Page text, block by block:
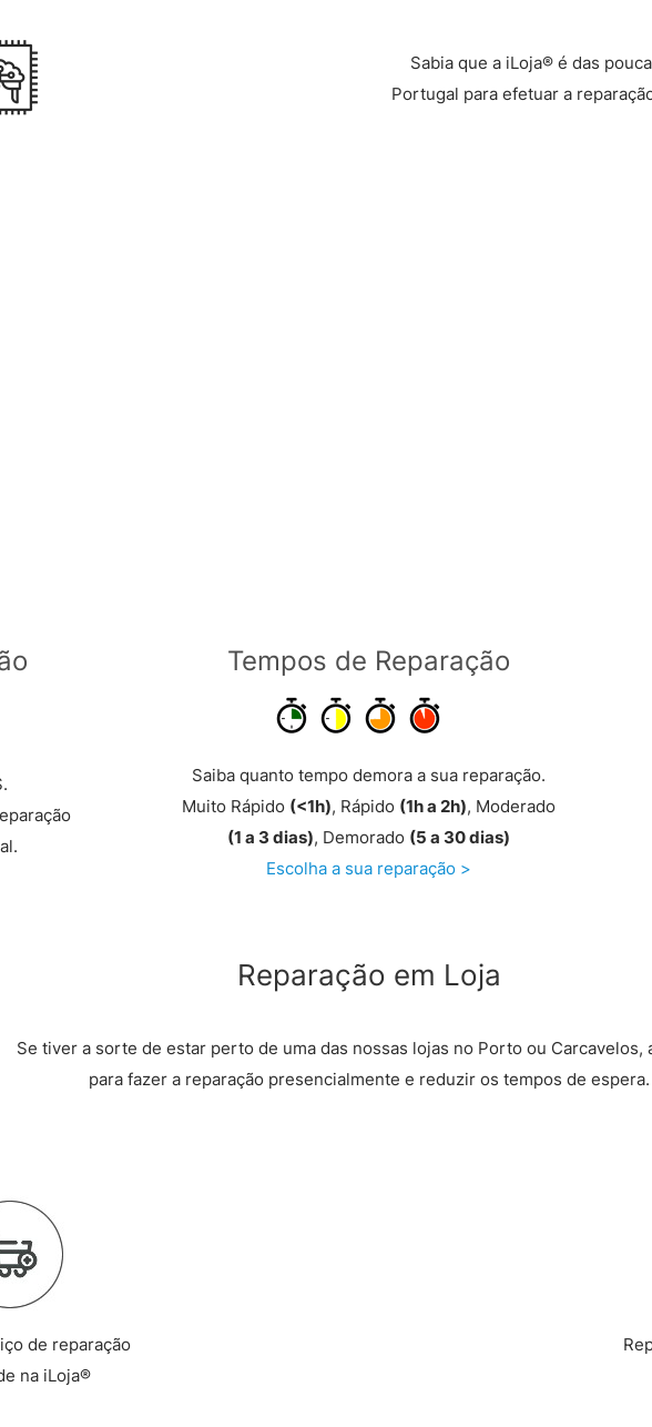
Sabia que a iLoja® é das
Portugal para efetuar a
Tempos de Reparação
Saiba quanto tempo demora a sua reparação.
Muito Rápido (<1h), Rápido (1h a 2h), Moderado
(1 a 3 dias), Demorado (5 a 30 dias)
Escolha a sua reparação >
Reparação em Loja
Se tiver a sorte de estar perto de uma das nossas lojas no Porto ou Carcavelos,
para fazer a reparação presencialmente e reduzir os tempos de espera.
de reparação
na iLoja®